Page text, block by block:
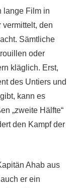
lange Film in
den
Sämtliche
oder
kläglich. Erst,
des Untiers und
kann es
„zweite Hälfte“
den Kampf der
Ahab aus
er ein